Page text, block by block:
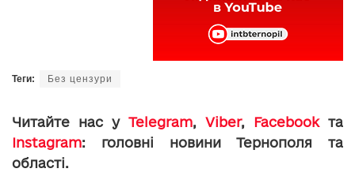
Теги: Без цензури
Читайте нас у Telegram, Viber, Facebookта
Instagram: головні новини Тернополя та
області.